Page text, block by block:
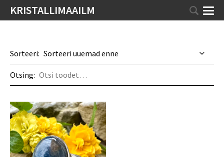
KRISTALLIMAAILM
Sorteeri:
Otsing: